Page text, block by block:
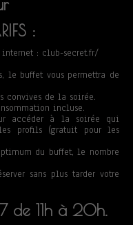
:
: club-secret.fr/
le buffet vous permettra de
convives de la soirée.
incluse.
accéder à la soirée qui
profils (gratuit pour les
du buffet, le nombre
sans plus tarder votre
de 11h à 20h.